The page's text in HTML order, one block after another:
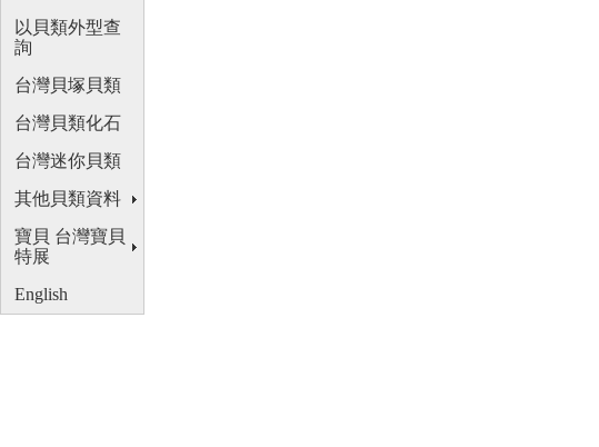
以貝類外型查
詢
台灣貝塚貝類
台灣貝類化石
台灣迷你貝類
其他貝類資料
寶貝 台灣寶貝
特展
English